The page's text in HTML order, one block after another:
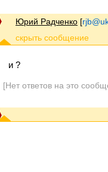
Юрий Радченко [
и ?
[Нет ответов на это